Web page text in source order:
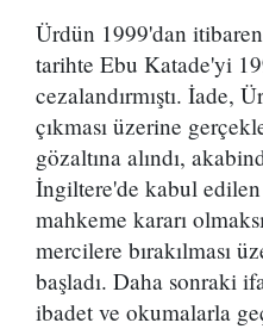
Ürdün 1999'dan
tarihte Ebu Katade'yi
cezalandırmıştı. İade,
çıkması üzerine
gözaltına alındı,
İngiltere'de kabul
mahkeme kararı
mercilere bırakılması
başladı. Daha sonraki
ibadet ve okumalarla